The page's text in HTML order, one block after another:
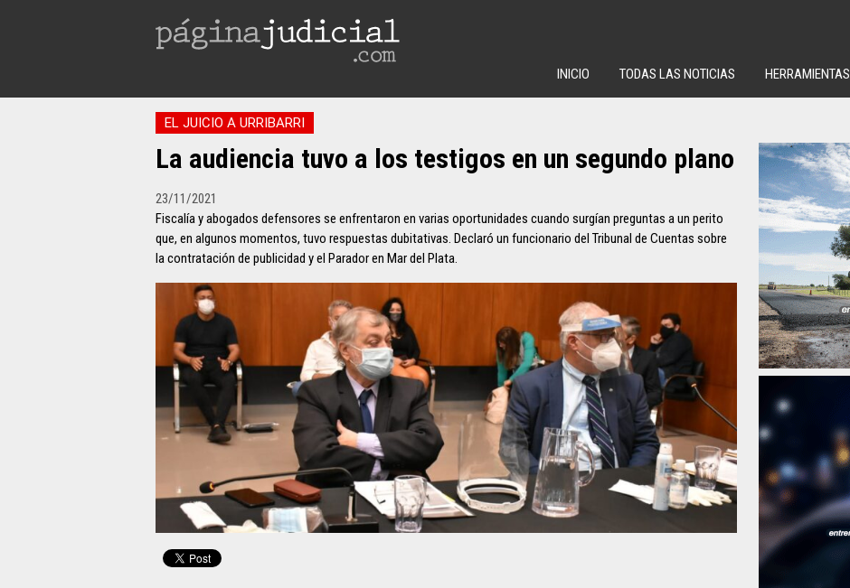
INICIO TODAS LAS NOTICIAS HERRAMIENTAS
EL JUICIO A URRIBARRI
La audiencia tuvo a los testigos en un segundo plano
23/11/2021
Fiscalía y abogados defensores se enfrentaron en varias oportunidades cuando surgían preguntas a un perito
que, en algunos momentos, tuvo respuestas dubitativas. Declaró un funcionario del Tribunal de Cuentas sobre
la contratación de publicidad y el Parador en Mar del Plata.